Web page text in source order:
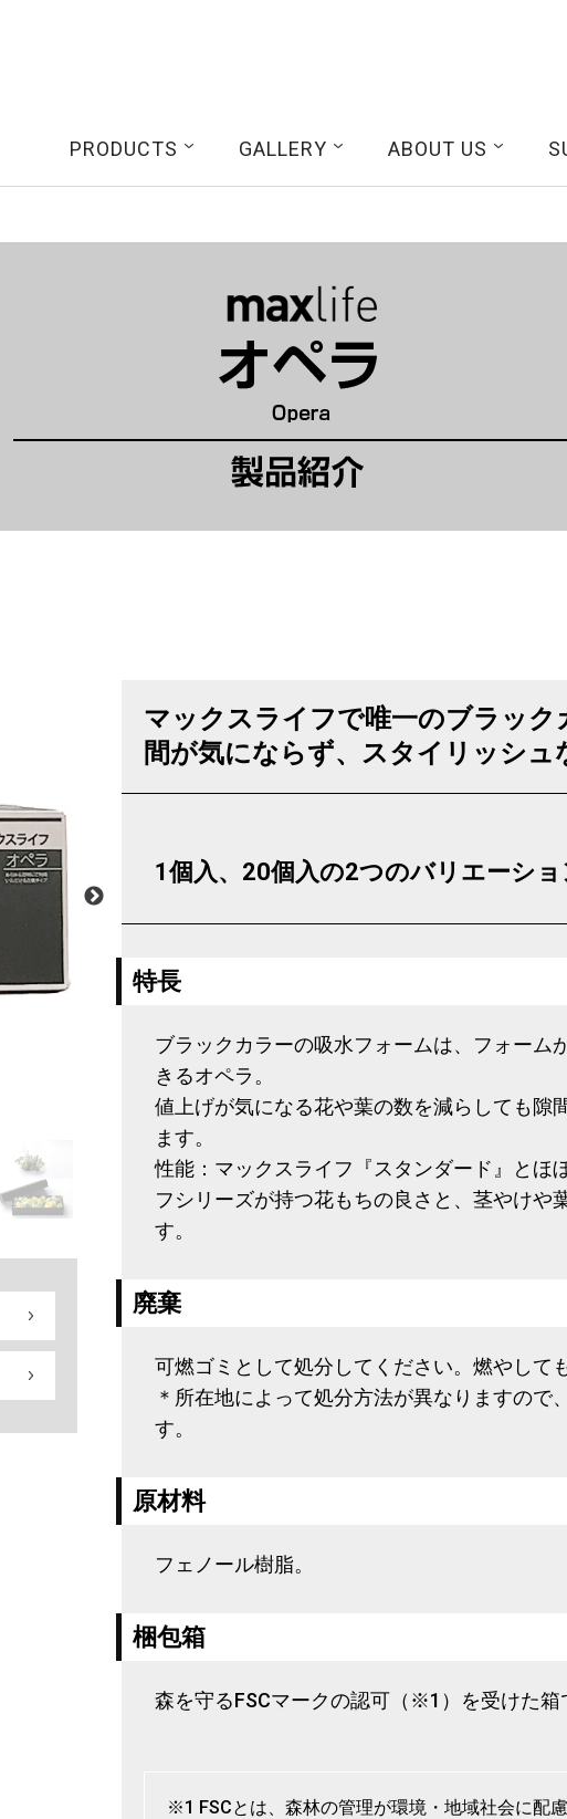
PRODUCTS GALLERY ABOUT US
マックスライフで唯一のブラッ
間が気にならず、スタイリッシュ
1個入、20個入の2つのバリエーショ
特長
ブラックカラーの吸水フォームは、フォーム
きるオペラ。
値上げが気になる花や葉の数を減らしても隙
ます。
性能：マックスライフ『スタンダード』とほ
フシリーズが持つ花もちの良さと、茎やけや
す。
廃棄
可燃ゴミとして処分してください。燃やして
＊所在地によって処分方法が異なりますので
す。
原材料
フェノール樹脂。
梱包箱
森を守るFSCマークの認可（※1）を受けた箱
※1 FSCとは、森林の管理が環境・地域社会に配